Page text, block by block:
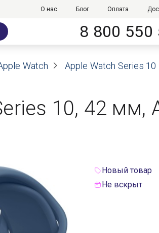
О нас Блог Оплата
8 800 550
Watch Apple Watch Series 10
10, 42 мм,
Новый товар
Не вскрыт